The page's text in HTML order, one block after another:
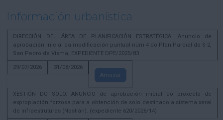
Información urbanística
DIRECCIÓN DEL ÁREA DE PLANIFICACIÓN ESTRATÉGICA. Anuncio de
aprobación inicial da modificación puntual núm 4 do Plan Parcial do S-2,
San Pedro de Visma, EXPEDIENTE DPE/2025/83
29/07/2026
31/08/2026
Amosar
XESTIÓN DO SOLO. ANUNCIO de aprobación inicial do proxecto de
expropiación forzosa para a obtención de solo destinado a sistema xeral
de infraestruturas (Nostián). (expediente 620/2026/14)